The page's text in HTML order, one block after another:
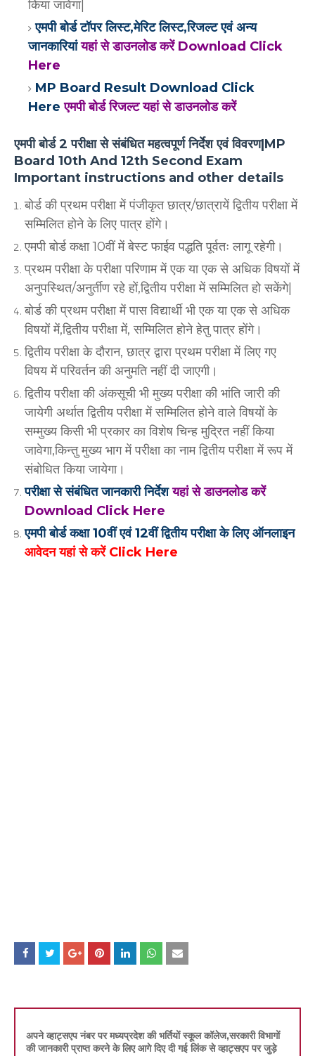
किया जावेगा|
एमपी बोर्ड टॉपर लिस्ट,मेरिट लिस्ट,रिजल्ट एवं अन्य
जानकारियांयहां से डाउनलोड करें Download Click
Here
MP Board Result Download Click
Here एमपी बोर्ड रिजल्ट यहां से डाउनलोड करें
एमपी बोर्ड 2 परीक्षा से संबंधित महत्वपूर्ण निर्देश एवं विवरण|MP
Board 10th And 12th Second Exam
Important instructions and other details
बोर्ड की प्रथम परीक्षा में पंजीकृत छात्र/छात्रायें द्वितीय परीक्षा में
सम्मिलित होने के लिए पात्र होंगे।
एमपी बोर्ड कक्षा 10वीं में बेस्ट फाईव पद्धति पूर्वतः लागू रहेगी।
प्रथम परीक्षा के परीक्षा परिणाम में एक या एक से अधिक विषयों में
अनुपस्थित/अनुर्तीण रहे हों,द्वितीय परीक्षा में सम्मिलित हो सकेंगे|
बोर्ड की प्रथम परीक्षा में पास विद्यार्थी भी एक या एक से अधिक
विषयों में,द्वितीय परीक्षा में, सम्मिलित होने हेतु पात्र होंगे।
द्वितीय परीक्षा के दौरान, छात्र द्वारा प्रथम परीक्षा में लिए गए
विषय में परिवर्तन की अनुमति नहीं दी जाएगी।
द्वितीय परीक्षा की अंकसूची भी मुख्य परीक्षा की भांति जारी की
जायेगी अर्थात द्वितीय परीक्षा में सम्मिलित होने वाले विषयों के
सम्मुख्य किसी भी प्रकार का विशेष चिन्ह मुद्रित नहीं किया
जावेगा,किन्तु मुख्य भाग में परीक्षा का नाम द्वितीय परीक्षा में रूप में
संबोधित किया जायेगा।
परीक्षा से संबंधित जानकारी निर्देशयहां से डाउनलोड करें
Download Click Here
एमपी बोर्ड कक्षा 10वीं एवं 12वीं द्वितीय परीक्षा के लिए ऑनलाइन
आवेदन यहां से करें Click Here
अपने व्हाट्सएप नंबर पर मध्यप्रदेश की भर्तियों स्कूल कॉलेज,सरकारी विभागों
की जानकारी प्राप्त करने के लिए आगे दिए दी गई लिंक से व्हाट्सएप पर जुड़े